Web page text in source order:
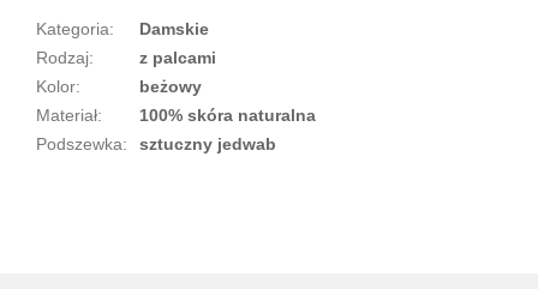
Kategoria:
Damskie
Rodzaj:
z palcami
Kolor:
beżowy
Materiał:
100% skóra naturalna
Podszewka: sztuczny jedwab